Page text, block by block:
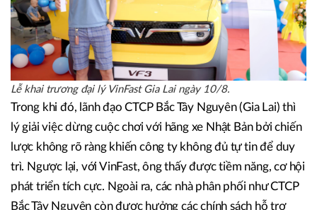
Lễ khai trương đại lý VinFast Gia Lai ngày 10/8.
Trong khi đó, lãnh đạo CTCP Bắc Tây Nguyên (Gia Lai) thì